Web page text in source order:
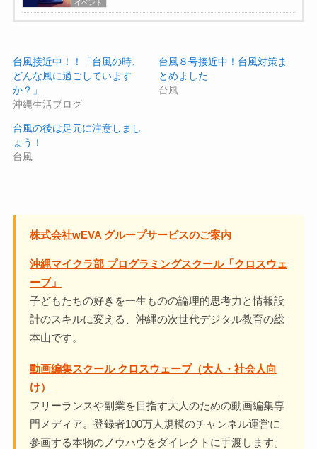
イベント
台風接近中！！「台風の時、
どんな風に過ごしています
か？」
沖縄生活ブログ
台風８号接近中！台風対策ま
とめました
台風
台風の後は足元に注意しまし
ょう！
台風
株式会社wEVA グループサービスのご案内
沖縄マイクラ部 プログラミングスクール「クロスウェ
ーブ」
子どもたちの好きを一生ものの論理的思考力と情報設
計のスキルに変える、沖縄の次世代デジタル教育の総
本山です。
動画編集スクール クロスウェーブ（大人・社会人向
け）
フリーランスや副業を目指す大人のための動画編集専
門メディア。登録者100万人規模のチャンネル運営に
参画する本物のノウハウをダイレクトに手渡します。